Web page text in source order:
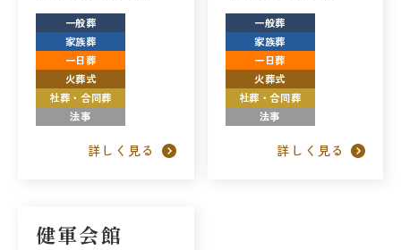
一般葬
家族葬
一日葬
火葬式
社葬・合同葬
法事
詳しく見る
一般葬
家族葬
一日葬
火葬式
社葬・合同葬
法事
詳しく見る
健軍会館